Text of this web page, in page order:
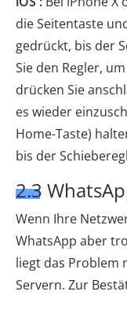
die Seitentaste
gedrückt, bis der
Sie den Regler,
drücken Sie
es wieder
Home-Taste)
bis der
2.3
Wenn Ihre
WhatsApp aber
liegt das Problem
Servern. Zur